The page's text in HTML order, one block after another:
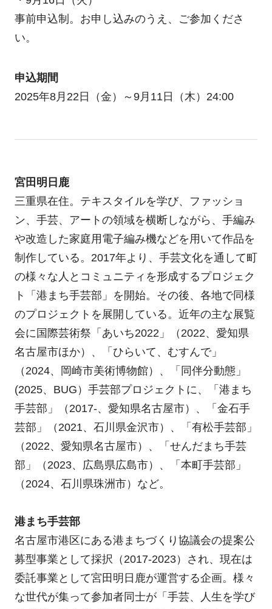
事前申込制。お申し込みのうえ、ご参加くださ
い。
申込期間
2025年8月22日（金）～9月11日（木）24:00
宮田明日鹿
三重県在住。テキスタイルを学び、ファッショ
ン、手芸、アートの領域を横断しながら、手編み
や改造した家庭用電子編み機などを用いて作品を
制作している。2017年より、手芸文化を通して町
の様々な人とコミュニティを形成するプロジェク
ト「港まち手芸部」を開始。その後、各地で同様
のプロジェクトを展開している。近年の主な展覧
会に国際芸術祭「あいち2022」（2022、愛知県
名古屋市ほか）、「ひらいて、むすんで」
（2024、岡崎市美術博物館）、「同伴分動態」
(2025、BUG）手芸部プロジェクトに、「港まち
手芸部」（2017-、愛知県名古屋市）、「金石手
芸部」（2021、石川県金沢市）、「有松手芸部」
（2022、愛知県名古屋市）、「せんだまち手芸
部」（2023、広島県広島市）、「本町手芸部」
（2024、石川県珠洲市）など。
港まち手芸部
名古屋市港区にある港まちづくり協議会の提案公
募型事業として採択（2017-2023）され、現在は
委託事業として宮田明日鹿が運営する企画。様々
な世代が集って参加者同士が「手芸、人生を学び